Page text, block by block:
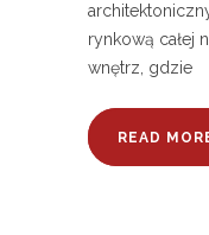
rynkową całej
wnętrz, gdzie
READ